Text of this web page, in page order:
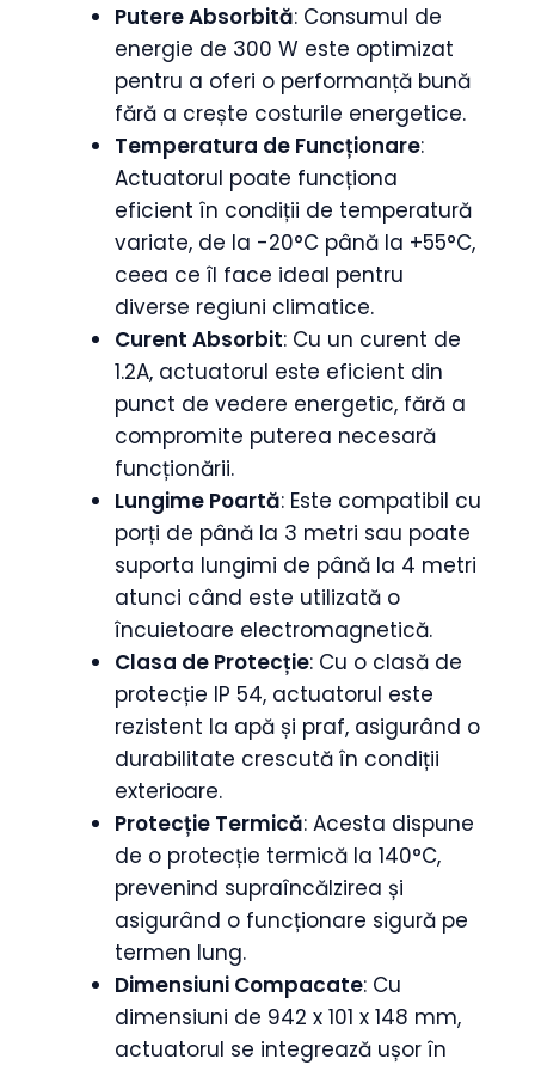
Putere Absorbită: Consumul de
energie de 300 W este optimizat
pentru a oferi o performanță bună
fără a crește costurile energetice.
Temperatura de Funcționare:
Actuatorul poate funcționa
eficient în condiții de temperatură
variate, de la -20°C până la +55°C,
ceea ce îl face ideal pentru
diverse regiuni climatice.
Curent Absorbit: Cu un curent de
1.2A, actuatorul este eficient din
punct de vedere energetic, fără a
compromite puterea necesară
funcționării.
Lungime Poartă: Este compatibil cu
porți de până la 3 metri sau poate
suporta lungimi de până la 4 metri
atunci când este utilizată o
încuietoare electromagnetică.
Clasa de Protecție: Cu o clasă de
protecție IP 54, actuatorul este
rezistent la apă și praf, asigurând o
durabilitate crescută în condiții
exterioare.
Protecție Termică: Acesta dispune
de o protecție termică la 140°C,
prevenind supraîncălzirea și
asigurând o funcționare sigură pe
termen lung.
Dimensiuni Compacate: Cu
dimensiuni de 942 x 101 x 148 mm,
actuatorul se integrează ușor în